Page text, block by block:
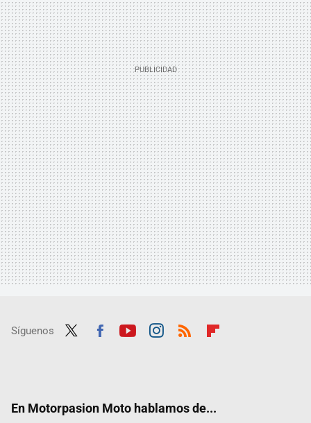
Síguenos
En Motorpasion Moto hablamos de...